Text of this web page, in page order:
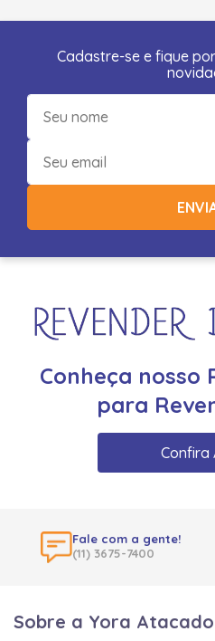
Cadastre-se e fique
Conheça nosso
para
Confira
Fale com a gente!
(11) 3675-7400
Sobre a Yora Atacado